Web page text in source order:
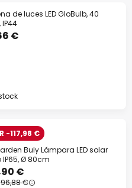
de luces LED GloBulb, 40
€
-117,98 €
Buly Lámpara LED solar
Ø 80cm
€
€